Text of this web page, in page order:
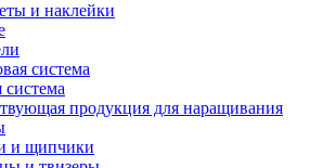
и наклейки
система
система
продукция для наращивания
и щипчики